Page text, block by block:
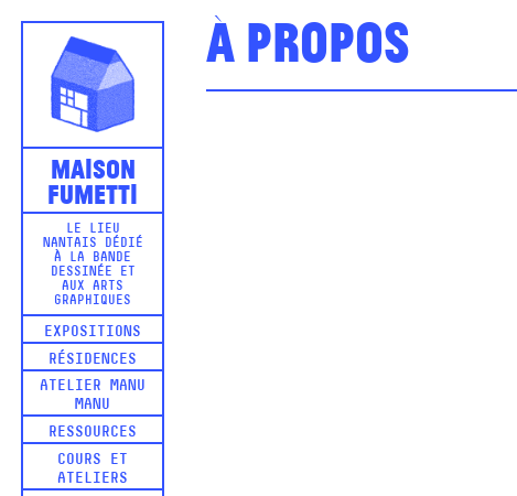
Maison
Fumetti
LE LIEU
NANTAIS DÉDIÉ
À LA BANDE
DESSINÉE ET
AUX ARTS
GRAPHIQUES
EXPOSITIONS
RÉSIDENCES
ATELIER MANU
MANU
RESSOURCES
COURS ET
ATELIERS
À propos